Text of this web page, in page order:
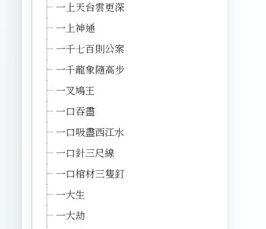
一上天台雲更深
一上神通
一千七百則公案
一千龍象隨高步
一叉鳩王
一口吞盡
一口吸盡西江水
一口針三尺線
一口棺材三隻釘
一大生
一大劫